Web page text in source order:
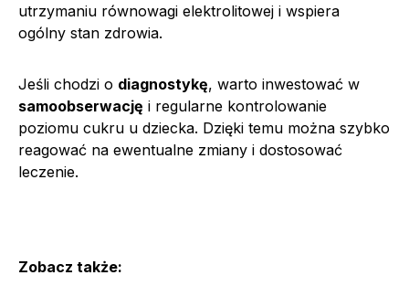
utrzymaniu równowagi elektrolitowej i wspiera
ogólny stan zdrowia.
Jeśli chodzi o diagnostykę, warto inwestować w
samoobserwację i regularne kontrolowanie
poziomu cukru u dziecka. Dzięki temu można szybko
reagować na ewentualne zmiany i dostosować
leczenie.
Zobacz także: